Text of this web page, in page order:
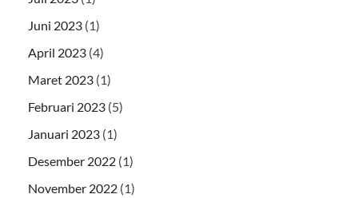
Juni 2023 (1)
April 2023 (4)
Maret 2023 (1)
Februari 2023 (5)
Januari 2023 (1)
Desember 2022 (1)
November 2022 (1)